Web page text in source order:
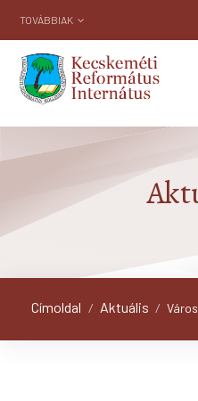
TOVÁBBIAK
Címoldal / Aktuális /